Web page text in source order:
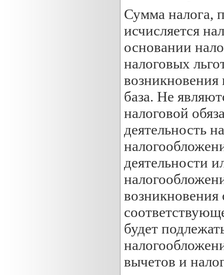
Сумма налога,
исчисляется
основании
налоговых
возникновения
база. Не
налоговой
деятельность
деятельности
будет
вычетов и